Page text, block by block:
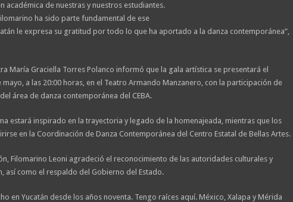
académica de nuestras y nuestros estudiantes.
ha sido parte fundamental de ese
le expresa su gratitud por todo lo que ha aportado a la danza contemporánea”,
María Graciella Torres Polanco informó que la gala artística se presentará el
a las 20:00 horas, en el Teatro Armando Manzanero, con la participación de
área de danza contemporánea del CEBA.
estará inspirado en la trayectoria y legado de la homenajeada, mientras que los
en la Coordinación de Danza Contemporánea del Centro Estatal de Bellas Artes.
Filomarino Leoni agradeció el reconocimiento de las autoridades culturales y
así como el respaldo del Gobierno del Estado.
en Yucatán desde los años noventa. Tengo raíces aquí. México, Xalapa y Mérida